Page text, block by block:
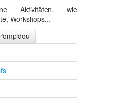
Aktivitäten, wie
Workshops...